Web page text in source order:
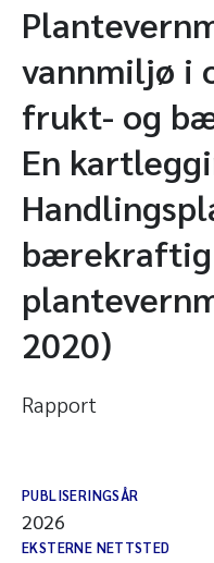
vannmiljø i
frukt- og
En
bærekraftig
2020)
Rapport
PUBLISERINGSÅR
2026
EKSTERNE NETTSTED